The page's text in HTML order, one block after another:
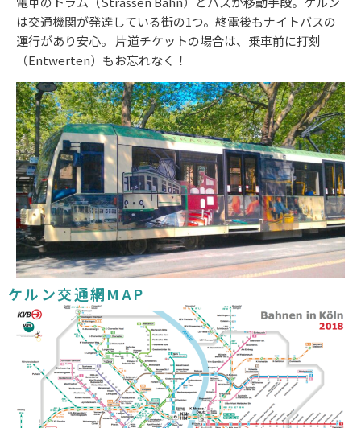
は交通機関が発達している街の1つ。終電後もナイトバスの
運行があり安心。 片道チケットの場合は、乗車前に打刻
（Entwerten）もお忘れなく！
ケルン交通網MAP